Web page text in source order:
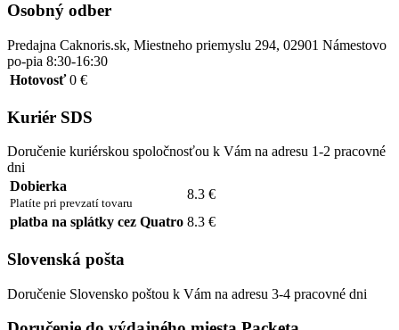
Osobný odber
Predajna Caknoris.sk, Miestneho priemyslu 294, 02901 Námestovo
po-pia 8:30-16:30
Hotovosť 0 €
Kuriér SDS
Doručenie kuriérskou spoločnosťou k Vám na adresu 1-2 pracovné
dni
Dobierka
Platíte pri prevzatí tovaru
8.3 €
platba na splátky cez Quatro 8.3 €
Slovenská pošta
Doručenie Slovensko poštou k Vám na adresu 3-4 pracovné dni